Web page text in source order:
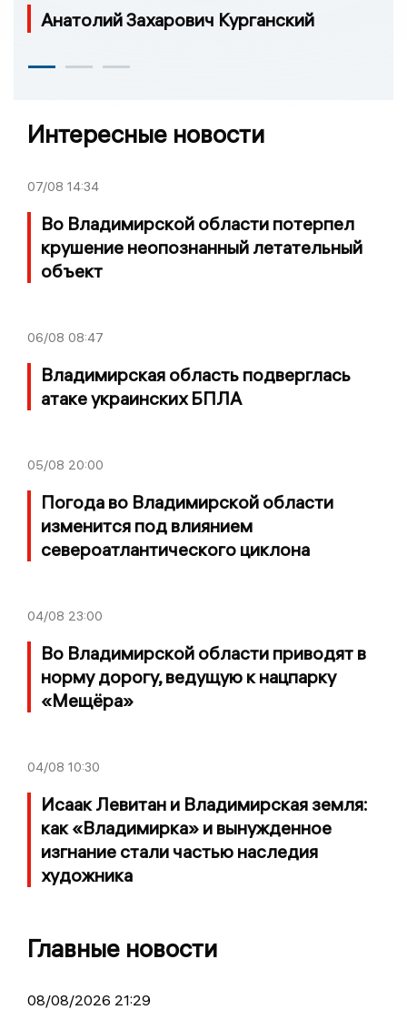
Анатолий Захарович Курганский
Интересные новости
07/08 14:34
Во Владимирской области потерпел
крушение неопознанный летательный
объект
06/08 08:47
Владимирская область подверглась
атаке украинских БПЛА
05/08 20:00
Погода во Владимирской области
изменится под влиянием
североатлантического циклона
04/08 23:00
Во Владимирской области приводят в
норму дорогу, ведущую к нацпарку
«Мещёра»
04/08 10:30
Исаак Левитан и Владимирская земля:
как «Владимирка» и вынужденное
изгнание стали частью наследия
художника
Главные новости
08/08/2026 21:29